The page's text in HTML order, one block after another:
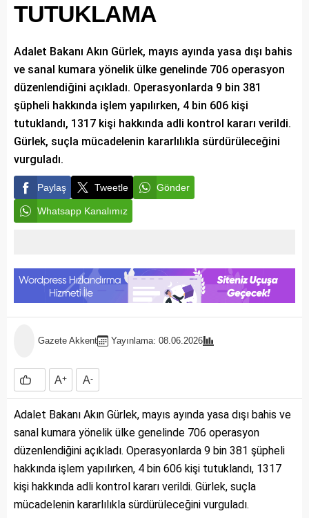
TUTUKLAMA
Adalet Bakanı Akın Gürlek, mayıs ayında yasa dışı bahis
ve sanal kumara yönelik ülke genelinde 706 operasyon
düzenlendiğini açıkladı. Operasyonlarda 9 bin 381
şüpheli hakkında işlem yapılırken, 4 bin 606 kişi
tutuklandı, 1317 kişi hakkında adli kontrol kararı verildi.
Gürlek, suçla mücadelenin kararlılıkla sürdürüleceğini
vurguladı.
Paylaş Tweetle Gönder
Whatsapp Kanalımız
Gazete Akkent Yayınlama: 08.06.2026
A+ A-
Adalet Bakanı Akın Gürlek, mayıs ayında yasa dışı bahis ve
sanal kumara yönelik ülke genelinde 706 operasyon
düzenlendiğini açıkladı. Operasyonlarda 9 bin 381 şüpheli
hakkında işlem yapılırken, 4 bin 606 kişi tutuklandı, 1317
kişi hakkında adli kontrol kararı verildi. Gürlek, suçla
mücadelenin kararlılıkla sürdürüleceğini vurguladı.